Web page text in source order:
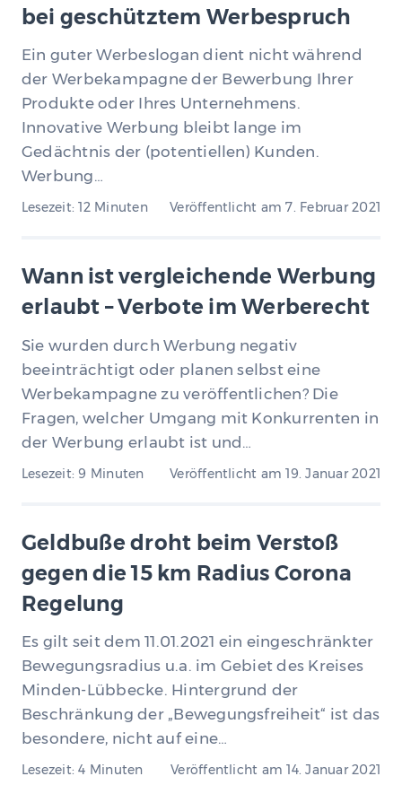
bei geschütztem Werbespruch
Ein guter Werbeslogan dient nicht während
der Werbekampagne der Bewerbung Ihrer
Produkte oder Ihres Unternehmens.
Innovative Werbung bleibt lange im
Gedächtnis der (potentiellen) Kunden.
Werbung…
Lesezeit: 12 Minuten Veröffentlicht am7. Februar 2021
Wann ist vergleichende Werbung
erlaubt – Verbote im Werberecht
Sie wurden durch Werbung negativ
beeinträchtigt oder planen selbst eine
Werbekampagne zu veröffentlichen? Die
Fragen, welcher Umgang mit Konkurrenten in
der Werbung erlaubt ist und…
Lesezeit: 9 Minuten Veröffentlicht am19. Januar 2021
Geldbuße droht beim Verstoß
gegen die 15 km Radius Corona
Regelung
Es gilt seit dem 11.01.2021 ein eingeschränkter
Bewegungsradius u.a. im Gebiet des Kreises
Minden-Lübbecke. Hintergrund der
Beschränkung der „Bewegungsfreiheit“ ist das
besondere, nicht auf eine…
Lesezeit: 4 Minuten Veröffentlicht am14. Januar 2021